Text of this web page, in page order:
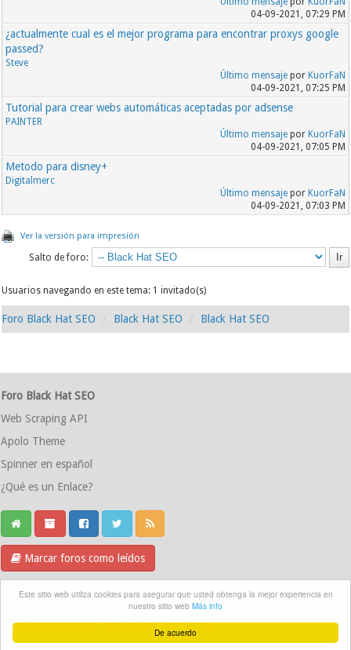
De acuerdo
Este sitio web utiliza cookies para asegurar que usted obtenga la mejor experiencia en
nuestro sitio web Más info
04-09-2021, 07:29 PM
¿actualmente cual es el mejor programa para encontrar proxys google
passed?
Steve
Último mensajepor KuorFaN
04-09-2021, 07:25 PM
Tutorial para crear webs automáticas aceptadas por adsense
PAINTER
Último mensajepor KuorFaN
04-09-2021, 07:05 PM
Metodo para disney+
Digitalmerc
Último mensajepor KuorFaN
04-09-2021, 07:03 PM
Ver la versión para impresión
Salto de foro:
Usuarios navegando en este tema: 1 invitado(s)
Foro Black Hat SEO Black Hat SEO Black Hat SEO
Foro Black Hat SEO
Web Scraping API
Apolo Theme
Spinner en español
¿Qué es un Enlace?
Marcar foros como leídos
Grupo Telegram